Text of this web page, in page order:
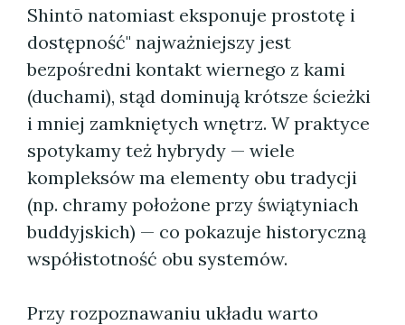
Shintō natomiast eksponuje prostotę i
dostępność" najważniejszy jest
bezpośredni kontakt wiernego z kami
(duchami), stąd dominują krótsze ścieżki
i mniej zamkniętych wnętrz. W praktyce
spotykamy też hybrydy — wiele
kompleksów ma elementy obu tradycji
(np. chramy położone przy świątyniach
buddyjskich) — co pokazuje historyczną
współistotność obu systemów.
Przy rozpoznawaniu układu warto